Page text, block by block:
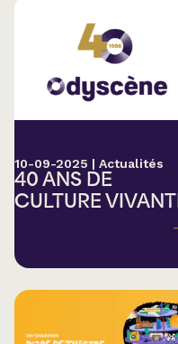
10-09-2025 | Actualités
40 ANS DE
CULTURE